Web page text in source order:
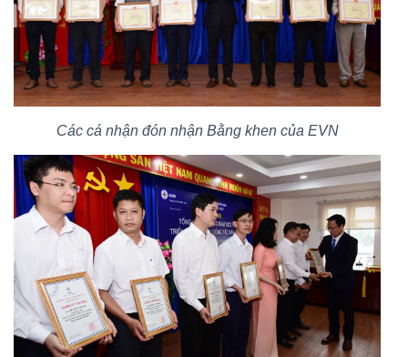
Các cá nhận đón nhận Bằng khen của EVN